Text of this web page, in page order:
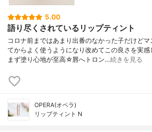
5.00
語り尽くされているリップティント
コロナ前まではあまり出番のなかった子だけど
てからよく使うようになり改めてこの良さを実感
まず塗り心地が至高☆唇へトロン…続きを見る
OPERA(オペラ)
リップティント N